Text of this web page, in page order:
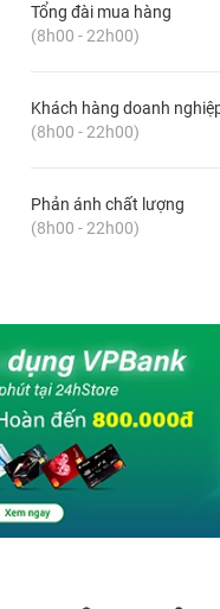
Tổng đài mua hàng
(8h00 - 22h00)
Khách hàng doanh
(8h00 - 22h00)
Phản ánh chất lượng
(8h00 - 22h00)